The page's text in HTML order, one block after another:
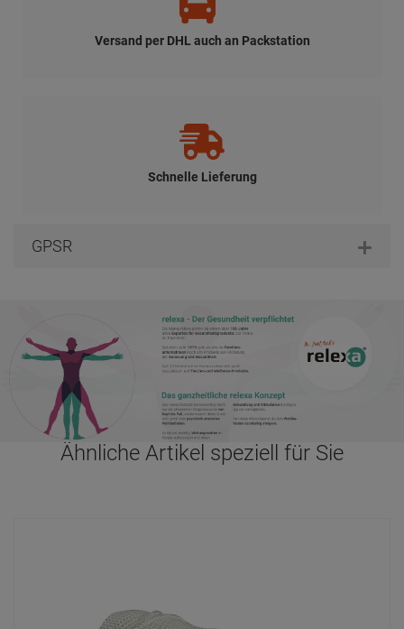
Versand per DHL auch an Packstation
Schnelle Lieferung
GPSR
Ähnliche Artikel speziell für Sie